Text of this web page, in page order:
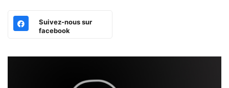
Suivez-nous sur
facebook